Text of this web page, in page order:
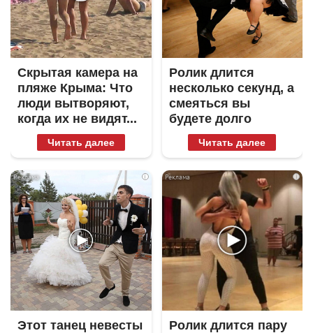
Скрытая камера на
пляже Крыма: Что
люди вытворяют,
когда их не видят...
Читать далее
Ролик длится
несколько секунд, а
смеяться вы
будете долго
Читать далее
i
Этот танец невесты
i
Ролик длится пару